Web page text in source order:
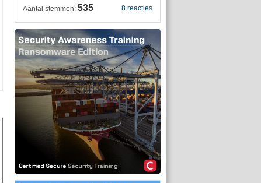
8 reacties
Aantal stemmen: 535